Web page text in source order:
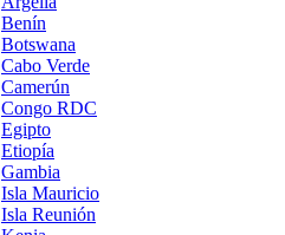
Benín
Botswana
Cabo Verde
Camerún
Congo RDC
Egipto
Etiopía
Gambia
Isla Mauricio
Isla Reunión